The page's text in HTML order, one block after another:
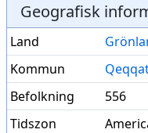
Geografisk
Land
Kommun
Befolkning
556
Tidszon